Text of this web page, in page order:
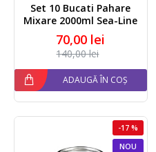
Set 10 Bucati Pahare
Mixare 2000ml Sea-Line
70,00 lei
140,00 lei
ADAUGĂ ÎN COȘ
NOU
-17 %